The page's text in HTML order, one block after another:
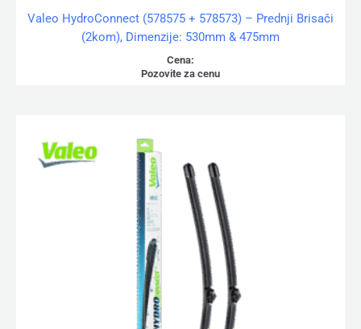
Valeo HydroConnect (578575 + 578573) – Prednji Brisači
(2kom), Dimenzije: 530mm & 475mm
Cena:
Pozovite za cenu